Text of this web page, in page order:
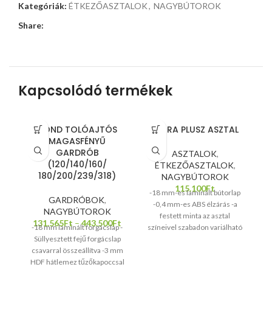
Kategóriák: ÉTKEZŐASZTALOK, NAGYBÚTOROK
Share:
Kapcsolódó termékek
BOND TOLÓAJTÓS
MAGASFÉNYŰ
GARDRÓB
(120/140/160/
180/200/239/318)
GARDRÓBOK,
NAGYBÚTOROK
131.565Ft – 443.500Ft
-18 mm laminált forgácslap -
Süllyesztett fejű forgácslap
csavarral összeállítva -3 mm
HDF hátlemez tűzőkapoccsal
FLÓRA PLUSZ ASZTAL
ASZTALOK,
ÉTKEZŐASZTALOK,
NAGYBÚTOROK
115.100Ft
-18 mm-es laminált bútorlap
-0,4 mm-es ABS élzárás -a
festett minta az asztal
színeivel szabadon variálható